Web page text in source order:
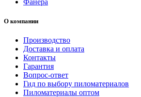
Фанера
О компании
Производство
Доставка и оплата
Контакты
Гарантия
Вопрос-ответ
Гид по выбору пиломатериалов
Пиломатериалы оптом